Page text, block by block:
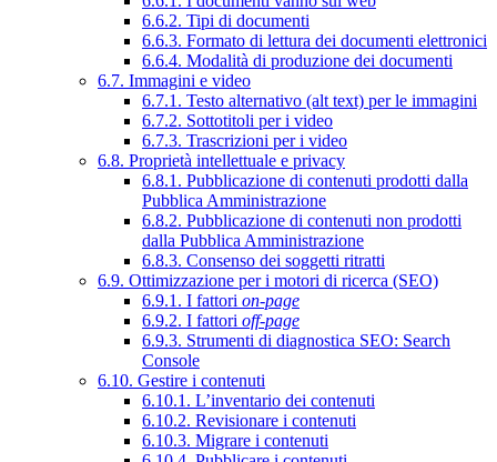
6.6.2. Tipi di documenti
6.6.3. Formato di lettura dei documenti elettronici
6.6.4. Modalità di produzione dei documenti
6.7. Immagini e video
6.7.1. Testo alternativo (alt text) per le immagini
6.7.2. Sottotitoli per i video
6.7.3. Trascrizioni per i video
6.8. Proprietà intellettuale e privacy
6.8.1. Pubblicazione di contenuti prodotti dalla
Pubblica Amministrazione
6.8.2. Pubblicazione di contenuti non prodotti
dalla Pubblica Amministrazione
6.8.3. Consenso dei soggetti ritratti
6.9. Ottimizzazione per i motori di ricerca (SEO)
6.9.1. I fattori on-page
6.9.2. I fattori off-page
6.9.3. Strumenti di diagnostica SEO: Search
Console
6.10. Gestire i contenuti
6.10.1. L’inventario dei contenuti
6.10.2. Revisionare i contenuti
6.10.3. Migrare i contenuti